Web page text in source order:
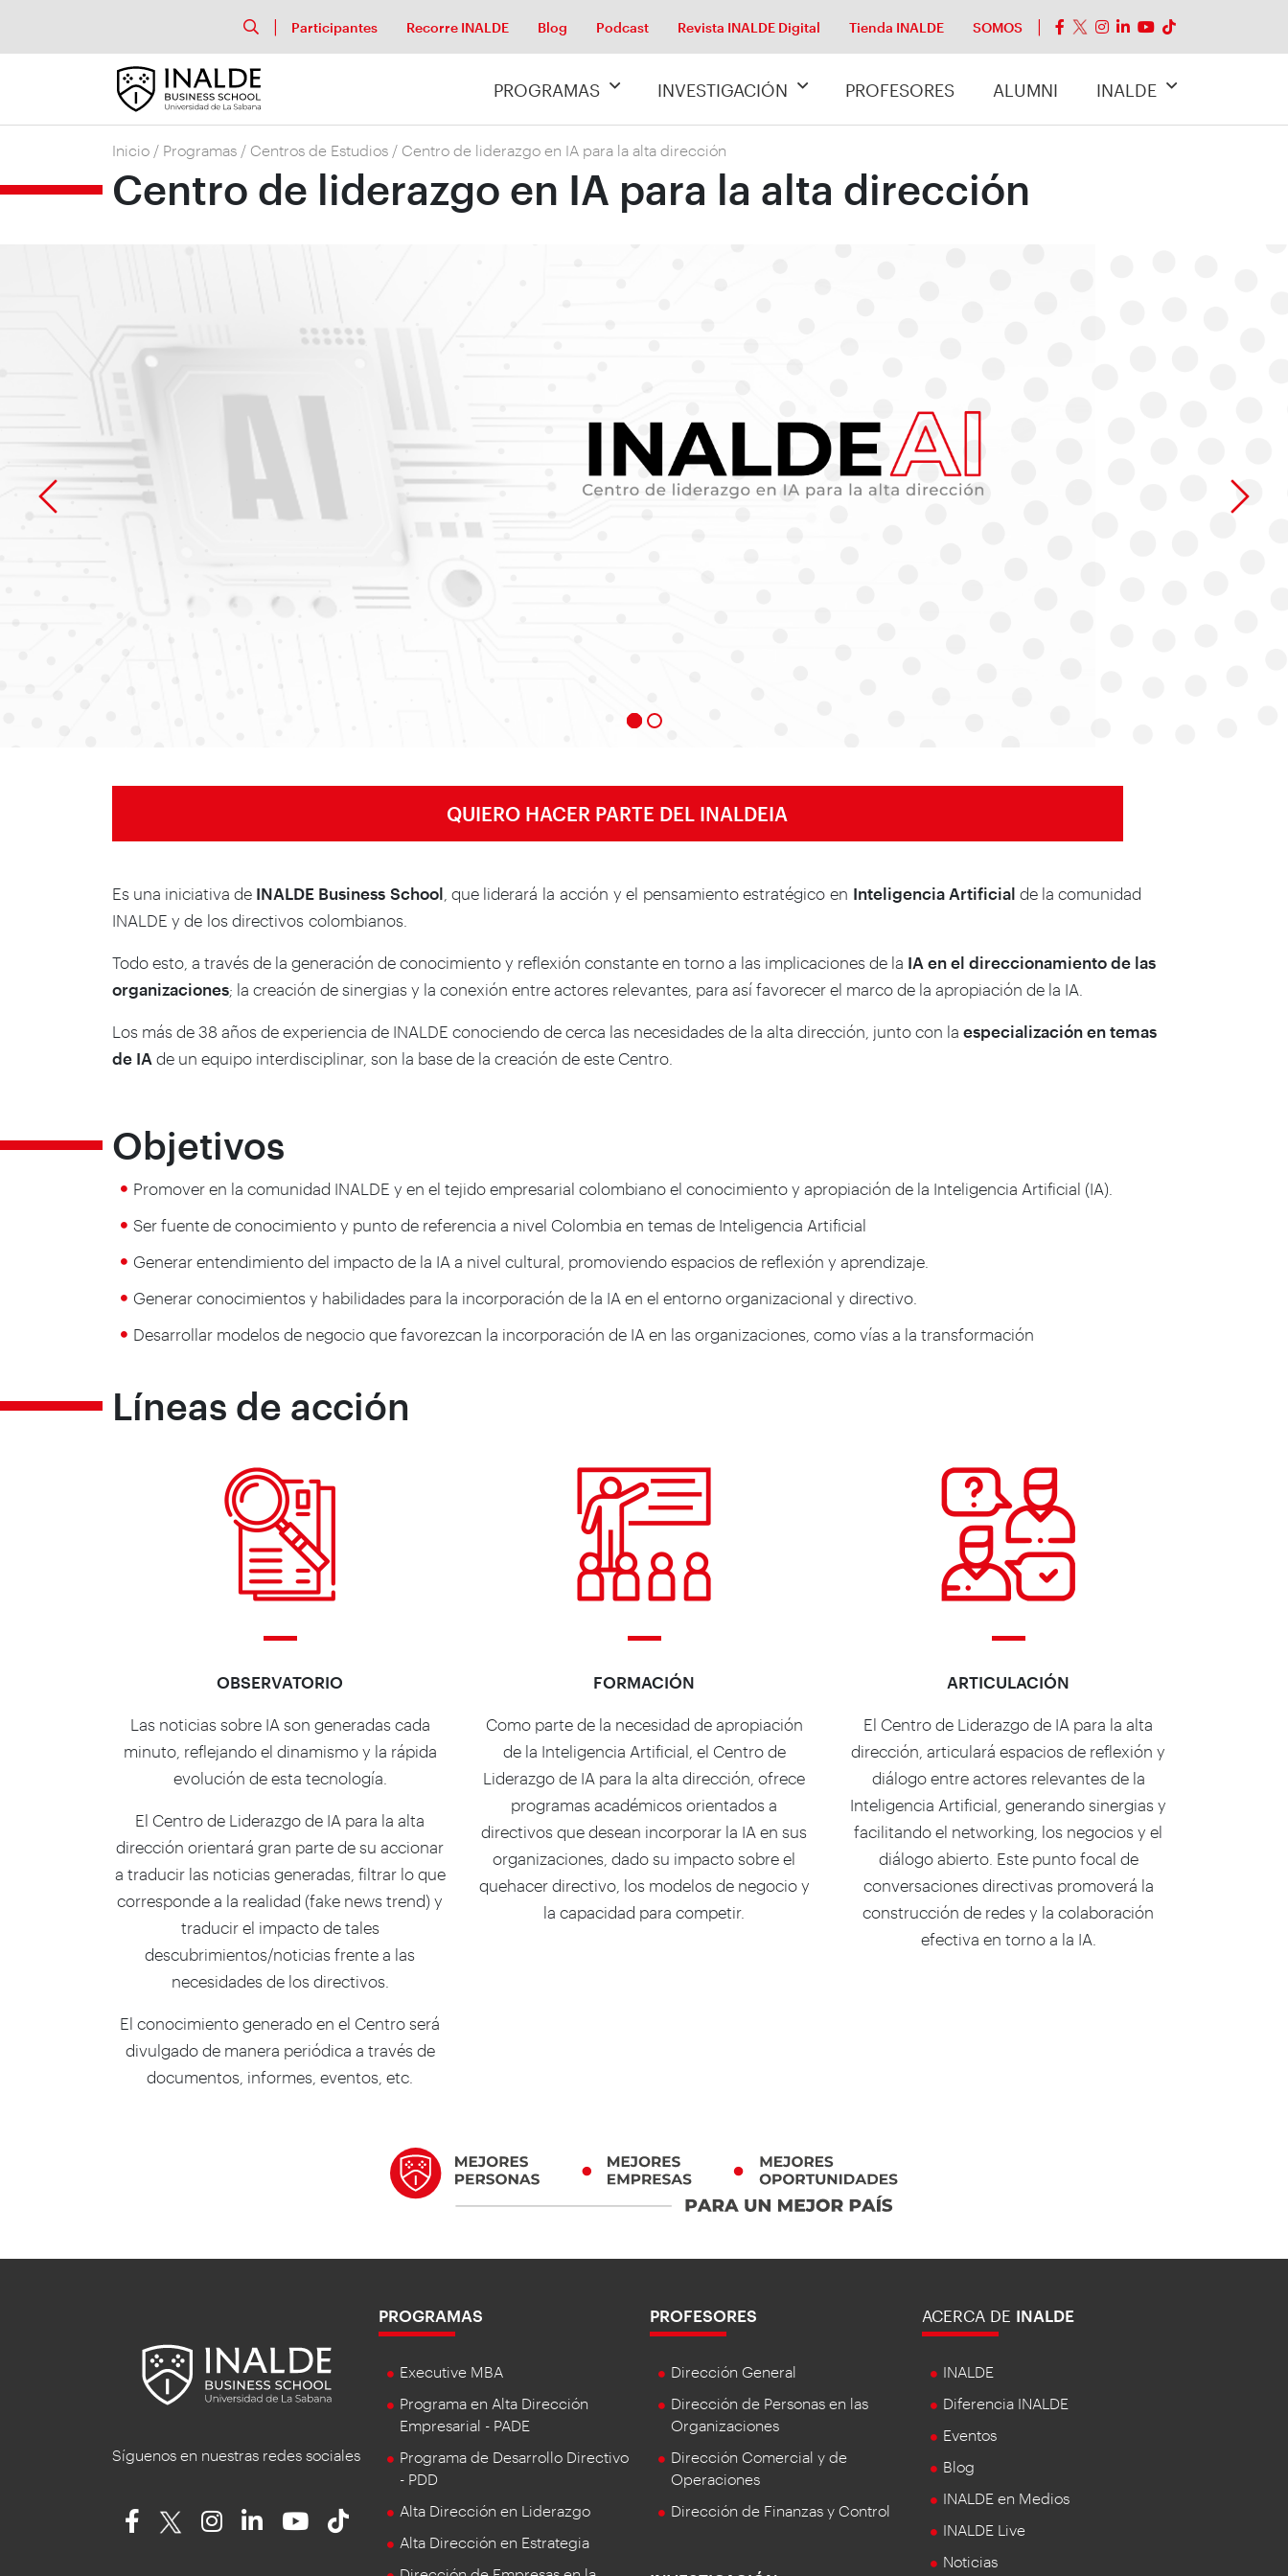
Participantes Recorre INALDE Blog Podcast Revista INALDE Digital Tienda INALDE SOMOS
PROGRAMAS INVESTIGACIÓN PROFESORES ALUMNI INALDE
Inicio / Programas / Centros de Estudios / Centro de liderazgo en IA para la alta dirección
Centro de liderazgo en IA para la alta dirección
QUIERO HACER PARTE DEL INALDEIA
Es una iniciativa de INALDE Business School , que liderará la acción y el pensamiento estratégico en Inteligencia Artificial de la comunidad
INALDE y de los directivos colombianos.
Todo esto, a través de la generación de conocimiento y reflexión constante en torno a las implicaciones de la IA en el direccionamiento de las
organizaciones; la creación de sinergias y la conexión entre actores relevantes, para así favorecer el marco de la apropiación de la IA.
Los más de 38 años de experiencia de INALDE conociendo de cerca las necesidades de la alta dirección, junto con la especialización en temas
de IA de un equipo interdisciplinar, son la base de la creación de este Centro.
Objetivos
Promover en la comunidad INALDE y en el tejido empresarial colombiano el conocimiento y apropiación de la Inteligencia Artificial (IA). ​
Ser fuente de conocimiento y punto de referencia a nivel Colombia en temas de Inteligencia Artificial
Generar entendimiento del impacto de la IA a nivel cultural, promoviendo espacios de reflexión y aprendizaje.​
Generar conocimientos y habilidades para la incorporación de la IA en el entorno organizacional y directivo.​
Desarrollar modelos de negocio que favorezcan la incorporación de IA en las organizaciones, como vías a la transformación
Líneas de acción
OBSERVATORIO
Las noticias sobre IA son generadas cada
minuto, reflejando el dinamismo y la rápida
evolución de esta tecnología.
El Centro de Liderazgo de IA para la alta
dirección orientará gran parte de su accionar
a traducir las noticias generadas, filtrar lo que
corresponde a la realidad (fake news trend) y
traducir el impacto de tales
descubrimientos/noticias frente a las
necesidades de los directivos.
El conocimiento generado en el Centro será
divulgado de manera periódica a través de
documentos, informes, eventos, etc.
FORMACIÓN
Como parte de la necesidad de apropiación
de la Inteligencia Artificial, el Centro de
Liderazgo de IA para la alta dirección, ofrece
programas académicos orientados a
directivos que desean incorporar la IA en sus
organizaciones, dado su impacto sobre el
quehacer directivo, los modelos de negocio y
la capacidad para competir.
ARTICULACIÓN
El Centro de Liderazgo de IA para la alta
dirección, articulará espacios de reflexión y
diálogo entre actores relevantes de la
Inteligencia Artificial, generando sinergias y
facilitando el networking, los negocios y el
diálogo abierto. Este punto focal de
conversaciones directivas promoverá la
construcción de redes y la colaboración
efectiva en torno a la IA.
Síguenos en nuestras redes sociales
PROGRAMAS
Executive MBA
Programa en Alta Dirección
Empresarial - PADE
Programa de Desarrollo Directivo
- PDD
Alta Dirección en Liderazgo
Alta Dirección en Estrategia
PROFESORES
Dirección General
Dirección de Personas en las
Organizaciones
Dirección Comercial y de
Operaciones
Dirección de Finanzas y Control
ACERCA DE INALDE
INALDE
Diferencia INALDE
Eventos
Blog
INALDE en Medios
INALDE Live
Noticias